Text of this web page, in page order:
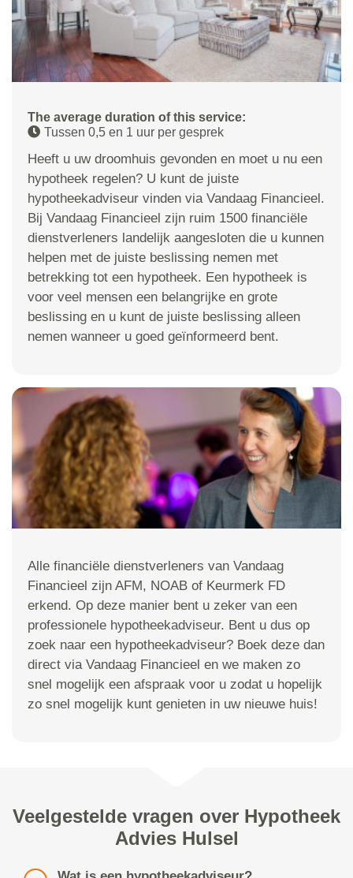
The average duration of this service:
Tussen 0,5 en 1 uur per gesprek
Heeft u uw droomhuis gevonden en moet u nu een
hypotheek regelen? U kunt de juiste
hypotheekadviseur vinden via Vandaag Financieel.
Bij Vandaag Financieel zijn ruim 1500 financiële
dienstverleners landelijk aangesloten die u kunnen
helpen met de juiste beslissing nemen met
betrekking tot een hypotheek. Een hypotheek is
voor veel mensen een belangrijke en grote
beslissing en u kunt de juiste beslissing alleen
nemen wanneer u goed geïnformeerd bent.
Alle financiële dienstverleners van Vandaag
Financieel zijn AFM, NOAB of Keurmerk FD
erkend. Op deze manier bent u zeker van een
professionele hypotheekadviseur. Bent u dus op
zoek naar een hypotheekadviseur? Boek deze dan
direct via Vandaag Financieel en we maken zo
snel mogelijk een afspraak voor u zodat u hopelijk
zo snel mogelijk kunt genieten in uw nieuwe huis!
Veelgestelde vragen over Hypotheek
Advies Hulsel